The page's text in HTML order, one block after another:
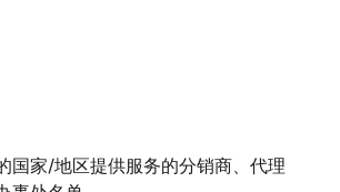
国家/地区提供服务的分销商、代理